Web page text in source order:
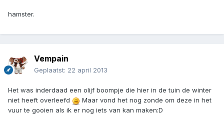
hamster.
Vempain
Geplaatst: 22 april 2013
Het was inderdaad een olijf boompje die hier in de tuin de winter
niet heeft overleefd
Maar vond het nog zonde om deze in het
vuur te gooien als ik er nog iets van kan maken:D